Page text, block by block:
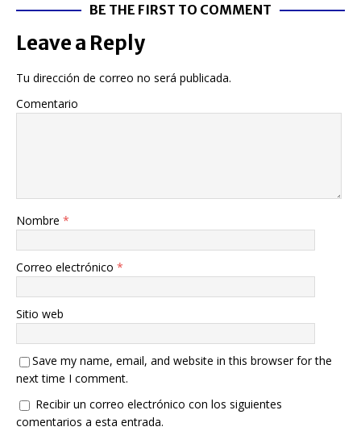
BE THE FIRST TO COMMENT
Leave a Reply
Tu dirección de correo no será publicada.
Comentario
Nombre *
Correo electrónico *
Sitio web
Save my name, email, and website in this browser for the
next time I comment.
Recibir un correo electrónico con los siguientes
comentarios a esta entrada.